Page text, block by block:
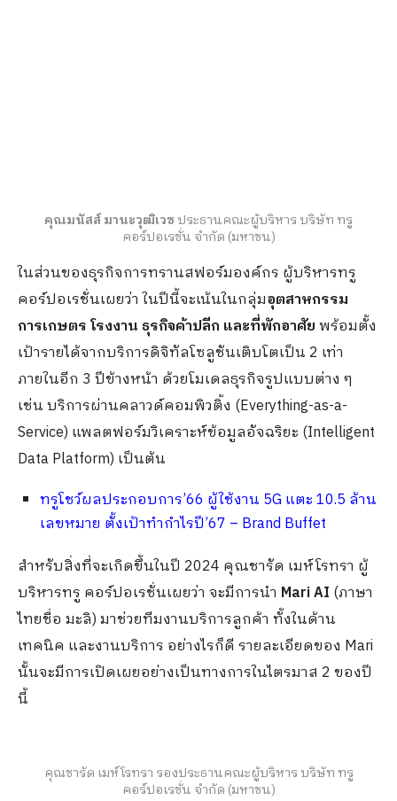
คุณมนัสส์ มานะวุฒิเวช ประธานคณะผู้บริหาร บริษัท ทรู
คอร์ปอเรชั่น จำกัด (มหาชน)
ในส่วนของธุรกิจการทรานสฟอร์มองค์กร ผู้บริหารทรู
คอร์ปอเรชั่นเผยว่า ในปีนี้จะเน้นในกลุ่มอุตสาหกรรม
การเกษตร โรงงาน ธุรกิจค้าปลีก และที่พักอาศัยพร้อมตั้ง
เป้ารายได้จากบริการดิจิทัลโซลูชันเติบโตเป็น 2 เท่า
ภายในอีก 3 ปีข้างหน้า ด้วยโมเดลธุรกิจรูปแบบต่าง ๆ
เช่น บริการผ่านคลาวด์คอมพิวติ้ง (Everything-as-a-
Service) แพลตฟอร์มวิเคราะห์ข้อมูลอัจฉริยะ (Intelligent
Data Platform) เป็นต้น
ทรูโชว์ผลประกอบการ’66 ผู้ใช้งาน 5G แตะ 10.5 ล้าน
เลขหมาย ตั้งเป้าทำกำไรปี’67 – Brand Buffet
สำหรับสิ่งที่จะเกิดขึ้นในปี 2024 คุณชารัด เมห์โรทรา ผู้
บริหารทรู คอร์ปอเรชั่นเผยว่า จะมีการนำ Mari AI (ภาษา
ไทยชื่อ มะลิ) มาช่วยทีมงานบริการลูกค้า ทั้งในด้าน
เทคนิค และงานบริการ อย่างไรก็ดี รายละเอียดของ Mari
นั้นจะมีการเปิดเผยอย่างเป็นทางการในไตรมาส 2 ของปี
นี้
คุณชารัด เมห์โรทรา รองประธานคณะผู้บริหาร บริษัท ทรู
คอร์ปอเรชั่น จำกัด (มหาชน)